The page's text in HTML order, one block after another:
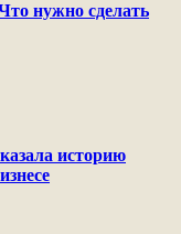
нужно сделать
историю